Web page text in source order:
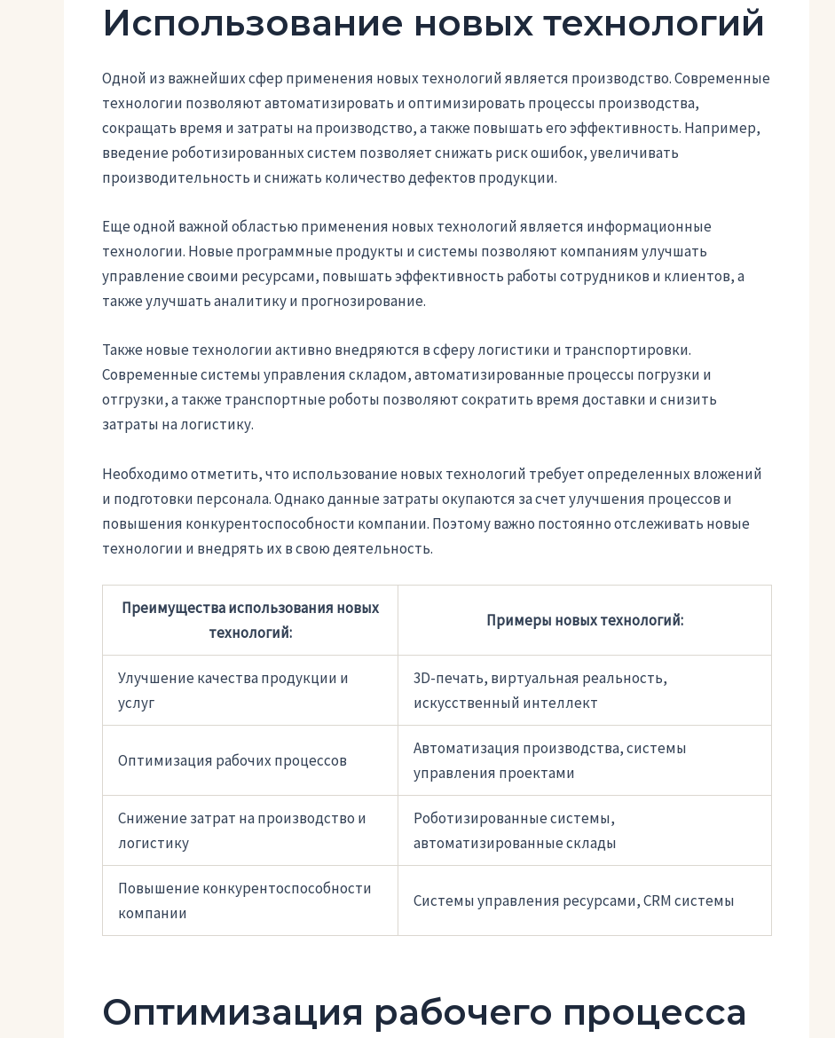
Использование новых технологий
Одной из важнейших сфер применения новых технологий является производство. Современные
технологии позволяют автоматизировать и оптимизировать процессы производства,
сокращать время и затраты на производство, а также повышать его эффективность. Например,
введение роботизированных систем позволяет снижать риск ошибок, увеличивать
производительность и снижать количество дефектов продукции.
Еще одной важной областью применения новых технологий является информационные
технологии. Новые программные продукты и системы позволяют компаниям улучшать
управление своими ресурсами, повышать эффективность работы сотрудников и клиентов, а
также улучшать аналитику и прогнозирование.
Также новые технологии активно внедряются в сферу логистики и транспортировки.
Современные системы управления складом, автоматизированные процессы погрузки и
отгрузки, а также транспортные роботы позволяют сократить время доставки и снизить
затраты на логистику.
Необходимо отметить, что использование новых технологий требует определенных вложений
и подготовки персонала. Однако данные затраты окупаются за счет улучшения процессов и
повышения конкурентоспособности компании. Поэтому важно постоянно отслеживать новые
технологии и внедрять их в свою деятельность.
Преимущества использования новых
технологий:
Примеры новых технологий:
Улучшение качества продукции и
услуг
3D-печать, виртуальная реальность,
искусственный интеллект
Оптимизация рабочих процессов
Автоматизация производства, системы
управления проектами
Снижение затрат на производство и
логистику
Роботизированные системы,
автоматизированные склады
Повышение конкурентоспособности
компании
Системы управления ресурсами, CRM системы
Оптимизация рабочего процесса